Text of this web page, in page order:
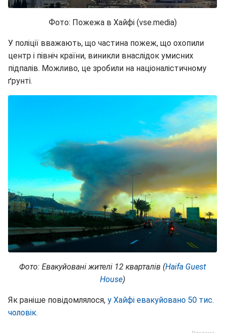
Фото: Пожежа в Хайфі (vse.media)
У поліції вважають, що частина пожеж, що охопили
центр і північ країни, виникли внаслідок умисних
підпалів. Можливо, це зробили на націоналістичному
ґрунті.
Фото: Евакуйовані жителі 12 кварталів (Haifa Guest
House)
Як раніше повідомлялося, у Хайфі евакуйовано 50 тис.
чоловік.